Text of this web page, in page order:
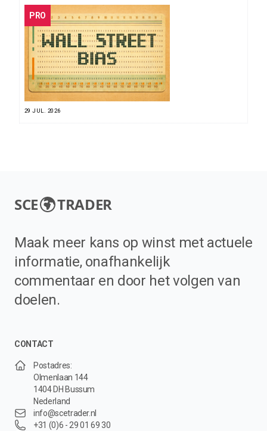
PRO
29 JUL. 2026
SCE TRADER
Maak meer kans op winst met actuele
informatie, onafhankelijk
commentaar en door het volgen van
doelen.
CONTACT
Postadres:
Olmenlaan 144
1404 DH Bussum
Nederland
info@scetrader.nl
+31 (0)6 - 29 01 69 30